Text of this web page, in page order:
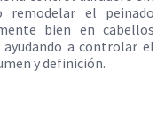
remodelar el peinado
bien en cabellos
a controlar el
y definición.